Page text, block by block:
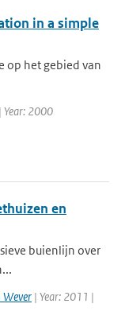
in a simple
op het gebied van
Year: 2000
en
buienlijn over
Wever | Year: 2011 |